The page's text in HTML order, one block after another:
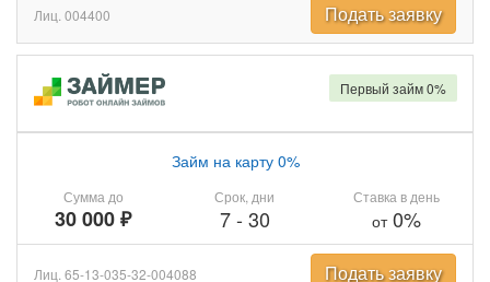
Лиц. 004400 Подать заявку
Сумма до
30 000 ₽
Займ на карту 0%
Срок, дни
7- 30
Ставка в день
от0%
Первый займ 0%
Лиц. 65-13-035-32-004088 Подать заявку